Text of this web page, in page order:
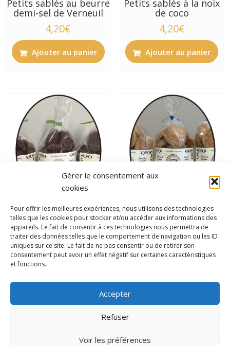
Gérer le consentement aux
cookies
Pour offrir les meilleures expériences, nous utilisons des technologies
telles que les cookies pour stocker et/ou accéder aux informations des
appareils. Le fait de consentir à ces technologies nous permettra de
traiter des données telles que le comportement de navigation ou les ID
uniques sur ce site. Le fait de ne pas consentir ou de retirer son
consentement peut avoir un effet négatif sur certaines caractéristiques
et fonctions.
Accepter
Refuser
Voir les préférences
Petits sablés au beurre
demi-sel de Verneuil
4,20€
Ajouter au panier
Petits sablés à la noix
de coco
4,20€
Ajouter au panier
Petits sablés au cacao
4,20€
Ajouter au panier
Petits sablés au citron
4,20€
Ajouter au panier
Biscuiterie Amérantine © All Right Reserved